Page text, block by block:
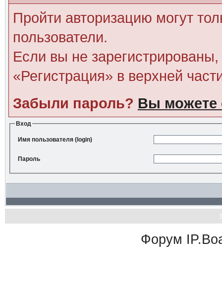
Пройти авторизацию могут
пользователи.
Если вы не
«Регистрация» в верхней
Забыли пароль? Вы можете
Вход
Имя пользователя (login)
Пароль
Форум